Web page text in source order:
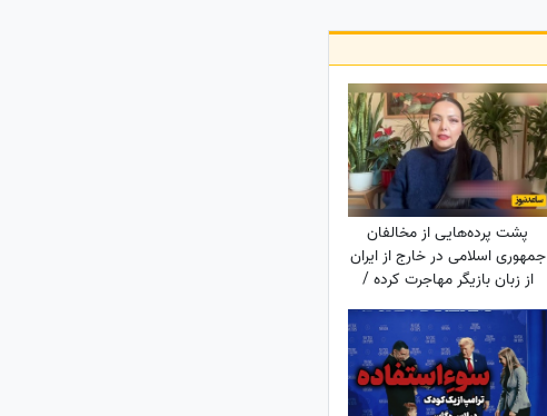
پشت پرده‌هایی از مخالفان
جمهوری اسلامی در خارج از ایران
از زبان بازیگر مهاجرت کرده /
حامیان جمهوری اسلامی جان
خود را هم می‌دهند